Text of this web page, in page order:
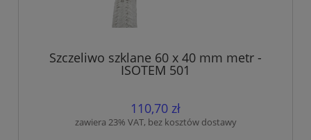
Szczeliwo szklane 60 x 40 mm metr -
ISOTEM 501
110,70 zł
zawiera 23% VAT, bez kosztów dostawy